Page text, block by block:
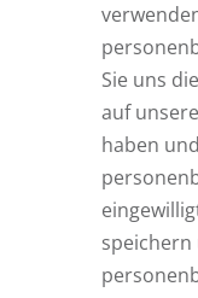
Sie uns
auf
haben